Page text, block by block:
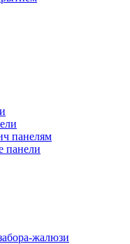
панелям
панели
жалюзи